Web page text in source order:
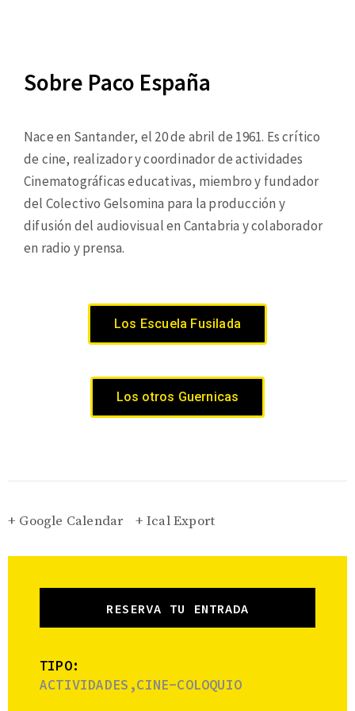
Sobre Paco España
Nace en Santander, el 20 de abril de 1961. Es crítico
de cine, realizador y coordinador de actividades
Cinematográficas educativas, miembro y fundador
del Colectivo Gelsomina para la producción y
difusión del audiovisual en Cantabria y colaborador
en radio y prensa.
Los Escuela Fusilada
Los otros Guernicas
+ Google Calendar + Ical Export
RESERVA TU ENTRADA
TIPO:
ACTIVIDADES,CINE-COLOQUIO